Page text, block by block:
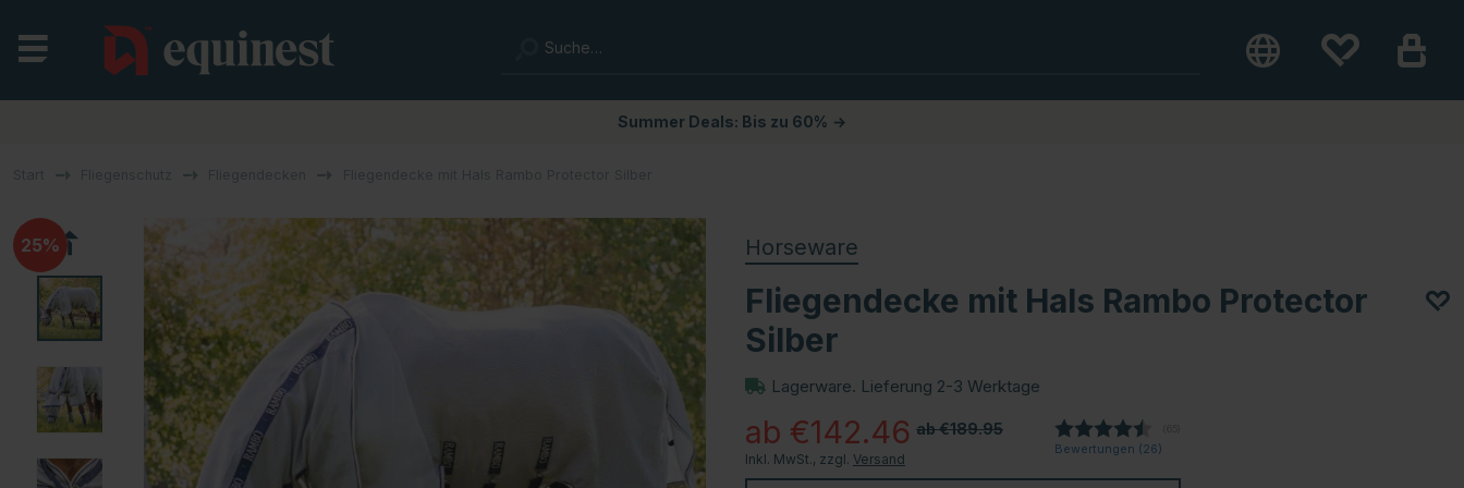
Summer Deals: Bis zu 60% →
25% Horseware
Fliegendecke mit Hals Rambo Protector
Silber
Lagerware. Lieferung 2-3 Werktage
ab €189.95
ab €142.46 Bewertungen (26)
Inkl. MwSt., zzgl. Versand